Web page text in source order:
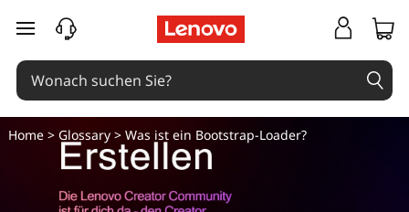
zum Hauptinhalt springen
Home> Glossary> Was ist ein Bootstrap-Loader?